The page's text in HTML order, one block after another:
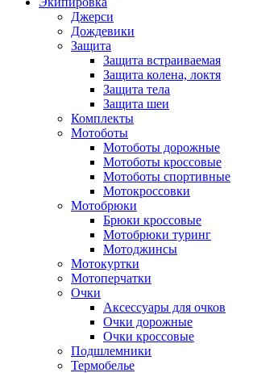
Джерси
Дождевики
Защита
Защита встраиваемая
Защита колена, локтя
Защита тела
Защита шеи
Комплекты
Мотоботы
Мотоботы дорожные
Мотоботы кроссовые
Мотоботы спортивные
Мотокроссовки
Мотобрюки
Брюки кроссовые
Мотобрюки туринг
Мотоджинсы
Мотокуртки
Мотоперчатки
Очки
Аксессуары для очков
Очки дорожные
Очки кроссовые
Подшлемники
Термобелье